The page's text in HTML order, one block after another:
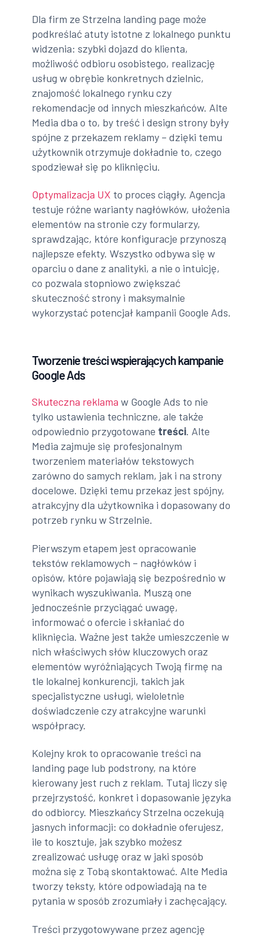
Dla firm ze Strzelna landing page może
podkreślać atuty istotne z lokalnego punktu
widzenia: szybki dojazd do klienta,
możliwość odbioru osobistego, realizację
usług w obrębie konkretnych dzielnic,
znajomość lokalnego rynku czy
rekomendacje od innych mieszkańców. Alte
Media dba o to, by treść i design strony były
spójne z przekazem reklamy – dzięki temu
użytkownik otrzymuje dokładnie to, czego
spodziewał się po kliknięciu.
Optymalizacja UX to proces ciągły. Agencja
testuje różne warianty nagłówków, ułożenia
elementów na stronie czy formularzy,
sprawdzając, które konfiguracje przynoszą
najlepsze efekty. Wszystko odbywa się w
oparciu o dane z analityki, a nie o intuicję,
co pozwala stopniowo zwiększać
skuteczność strony i maksymalnie
wykorzystać potencjał kampanii Google Ads.
Tworzenie treści wspierających kampanie
Google Ads
Skuteczna reklama w Google Ads to nie
tylko ustawienia techniczne, ale także
odpowiednio przygotowane treści. Alte
Media zajmuje się profesjonalnym
tworzeniem materiałów tekstowych
zarówno do samych reklam, jak i na strony
docelowe. Dzięki temu przekaz jest spójny,
atrakcyjny dla użytkownika i dopasowany do
potrzeb rynku w Strzelnie.
Pierwszym etapem jest opracowanie
tekstów reklamowych – nagłówków i
opisów, które pojawiają się bezpośrednio w
wynikach wyszukiwania. Muszą one
jednocześnie przyciągać uwagę,
informować o ofercie i skłaniać do
kliknięcia. Ważne jest także umieszczenie w
nich właściwych słów kluczowych oraz
elementów wyróżniających Twoją firmę na
tle lokalnej konkurencji, takich jak
specjalistyczne usługi, wieloletnie
doświadczenie czy atrakcyjne warunki
współpracy.
Kolejny krok to opracowanie treści na
landing page lub podstrony, na które
kierowany jest ruch z reklam. Tutaj liczy się
przejrzystość, konkret i dopasowanie języka
do odbiorcy. Mieszkańcy Strzelna oczekują
jasnych informacji: co dokładnie oferujesz,
ile to kosztuje, jak szybko możesz
zrealizować usługę oraz w jaki sposób
można się z Tobą skontaktować. Alte Media
tworzy teksty, które odpowiadają na te
pytania w sposób zrozumiały i zachęcający.
Treści przygotowywane przez agencję